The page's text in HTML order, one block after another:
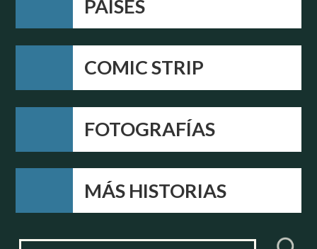
PAÍSES
COMIC STRIP
FOTOGRAFÍAS
MÁS HISTORIAS